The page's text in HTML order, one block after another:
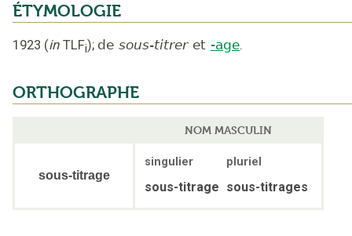
ÉTYMOLOGIE
1923 (in TLFi); de sous-titrer et -age.
ORTHOGRAPHE
NOM MASCULIN
sous-titrage
singulier pluriel
sous-titrage sous-titrages